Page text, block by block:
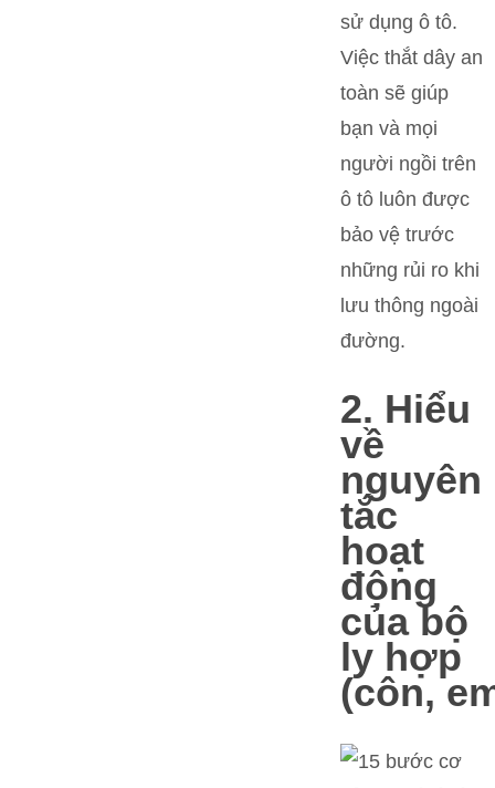
sử dụng ô tô.
Việc thắt dây an
toàn sẽ giúp
bạn và mọi
người ngồi trên
ô tô luôn được
bảo vệ trước
những rủi ro khi
lưu thông ngoài
đường.
2. Hiểu
về
nguyên
tắc
hoạt
động
của bộ
ly hợp
(côn,